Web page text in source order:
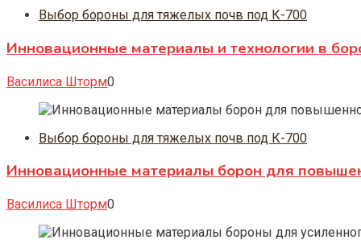
Выбор бороны для тяжелых почв под К-700
Инновационные материалы и технологии в
Василиса Шторм0
Выбор бороны для тяжелых почв под К-700
Инновационные материалы борон для
Василиса Шторм0